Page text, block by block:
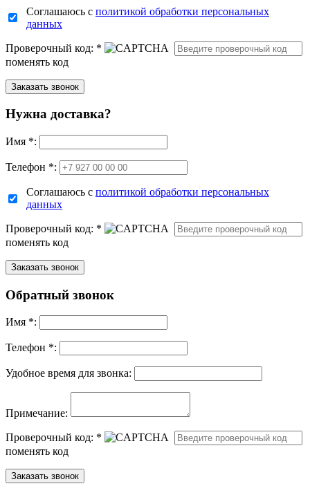
Соглашаюсь с политикой обработки персональных
данных
Проверочный код: *
поменять код
Нужна доставка?
Имя *:
Телефон *:
Соглашаюсь с политикой обработки персональных
данных
Проверочный код: *
поменять код
Обратный звонок
Имя *:
Телефон *:
Удобное время для звонка:
Примечание:
Проверочный код: *
поменять код